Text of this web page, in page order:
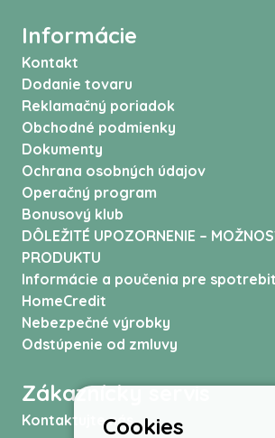
Informácie
Kontakt
Dodanie tovaru
Reklamačný poriadok
Obchodné podmienky
Dokumenty
Ochrana osobných údajov
Operačný program
Bonusový klub
DÔLEŽITÉ UPOZORNENIE –
PRODUKTU
Informácie a poučenia pre
HomeCredit
Nebezpečné výrobky
Odstúpenie od zmluvy
Zákaznícky servis
Kontaktujte násCookies